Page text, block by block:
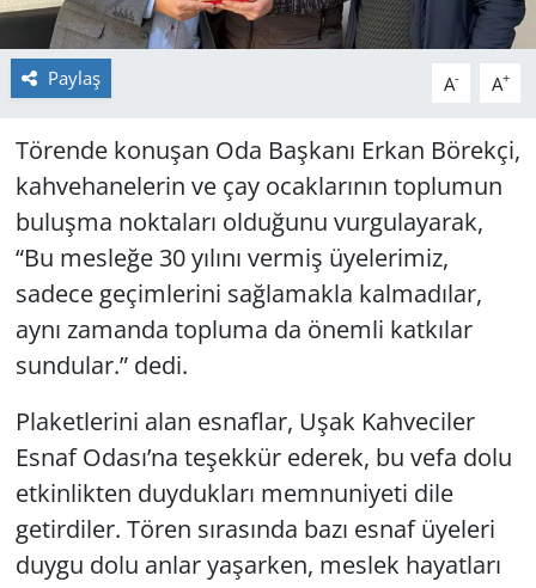
Paylaş A- A+
Törende konuşan Oda Başkanı Erkan Börekçi,
kahvehanelerin ve çay ocaklarının toplumun
buluşma noktaları olduğunu vurgulayarak,
“Bu mesleğe 30 yılını vermiş üyelerimiz,
sadece geçimlerini sağlamakla kalmadılar,
aynı zamanda topluma da önemli katkılar
sundular.” dedi.
Plaketlerini alan esnaflar, Uşak Kahveciler
Esnaf Odası’na teşekkür ederek, bu vefa dolu
etkinlikten duydukları memnuniyeti dile
getirdiler. Tören sırasında bazı esnaf üyeleri
duygu dolu anlar yaşarken, meslek hayatları